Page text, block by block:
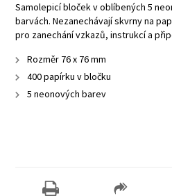
Samolepicí bloček v oblíbených 5
barvách. Nezanechávají skvrny na
pro zanechání vzkazů, instrukcí a
Rozměr 76 x 76 mm
400 papírku v bločku
5 neonových barev